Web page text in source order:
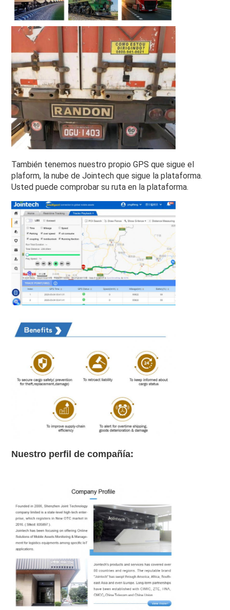
También tenemos nuestro propio GPS que sigue el
plaform, la nube de Jointech que sigue la plataforma.
Usted puede comprobar su ruta en la plataforma.
Nuestro perfil de compañía: